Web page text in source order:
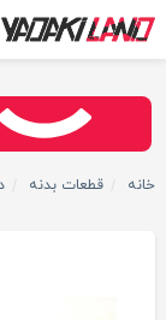
خانه قطعات بدنه